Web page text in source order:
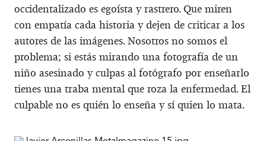
occidentalizado es egoísta y rastrero. Que miren
con empatía cada historia y dejen de criticar a los
autores de las imágenes. Nosotros no somos el
problema; si estás mirando una fotografía de un
niño asesinado y culpas al fotógrafo por enseñarlo
tienes una traba mental que roza la enfermedad. El
culpable no es quién lo enseña y sí quien lo mata.